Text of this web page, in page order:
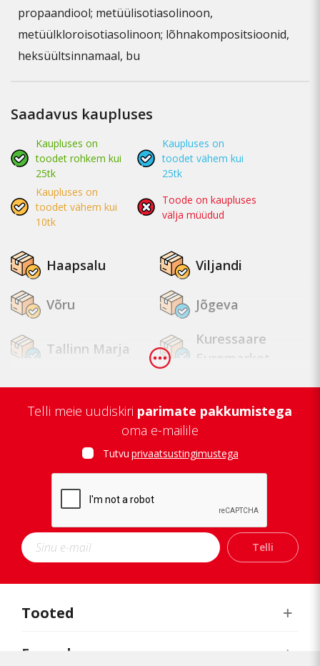
propaandiool; metüülisotiasolinoon,
metüülkloroisotiasolinoon; lõhnakompositsioonid,
heksüültsinnamaal, bu
Saadavus kaupluses
Kaupluses on
toodet rohkem kui
25tk
Kaupluses on
toodet vähem kui
25tk
Kaupluses on
toodet vähem kui
10tk
Toode on kaupluses
välja müüdud
Haapsalu Viljandi
Võru Jõgeva
Tallinn Marja
Kuressaare
Euromarket
Tallinn
Mustamäe
Kärdla Narva
Telli meie uudiskiri parimate pakkumistega
oma e-mailile
Tutvu privaatsustingimustega
Telli
Tooted
E-pood